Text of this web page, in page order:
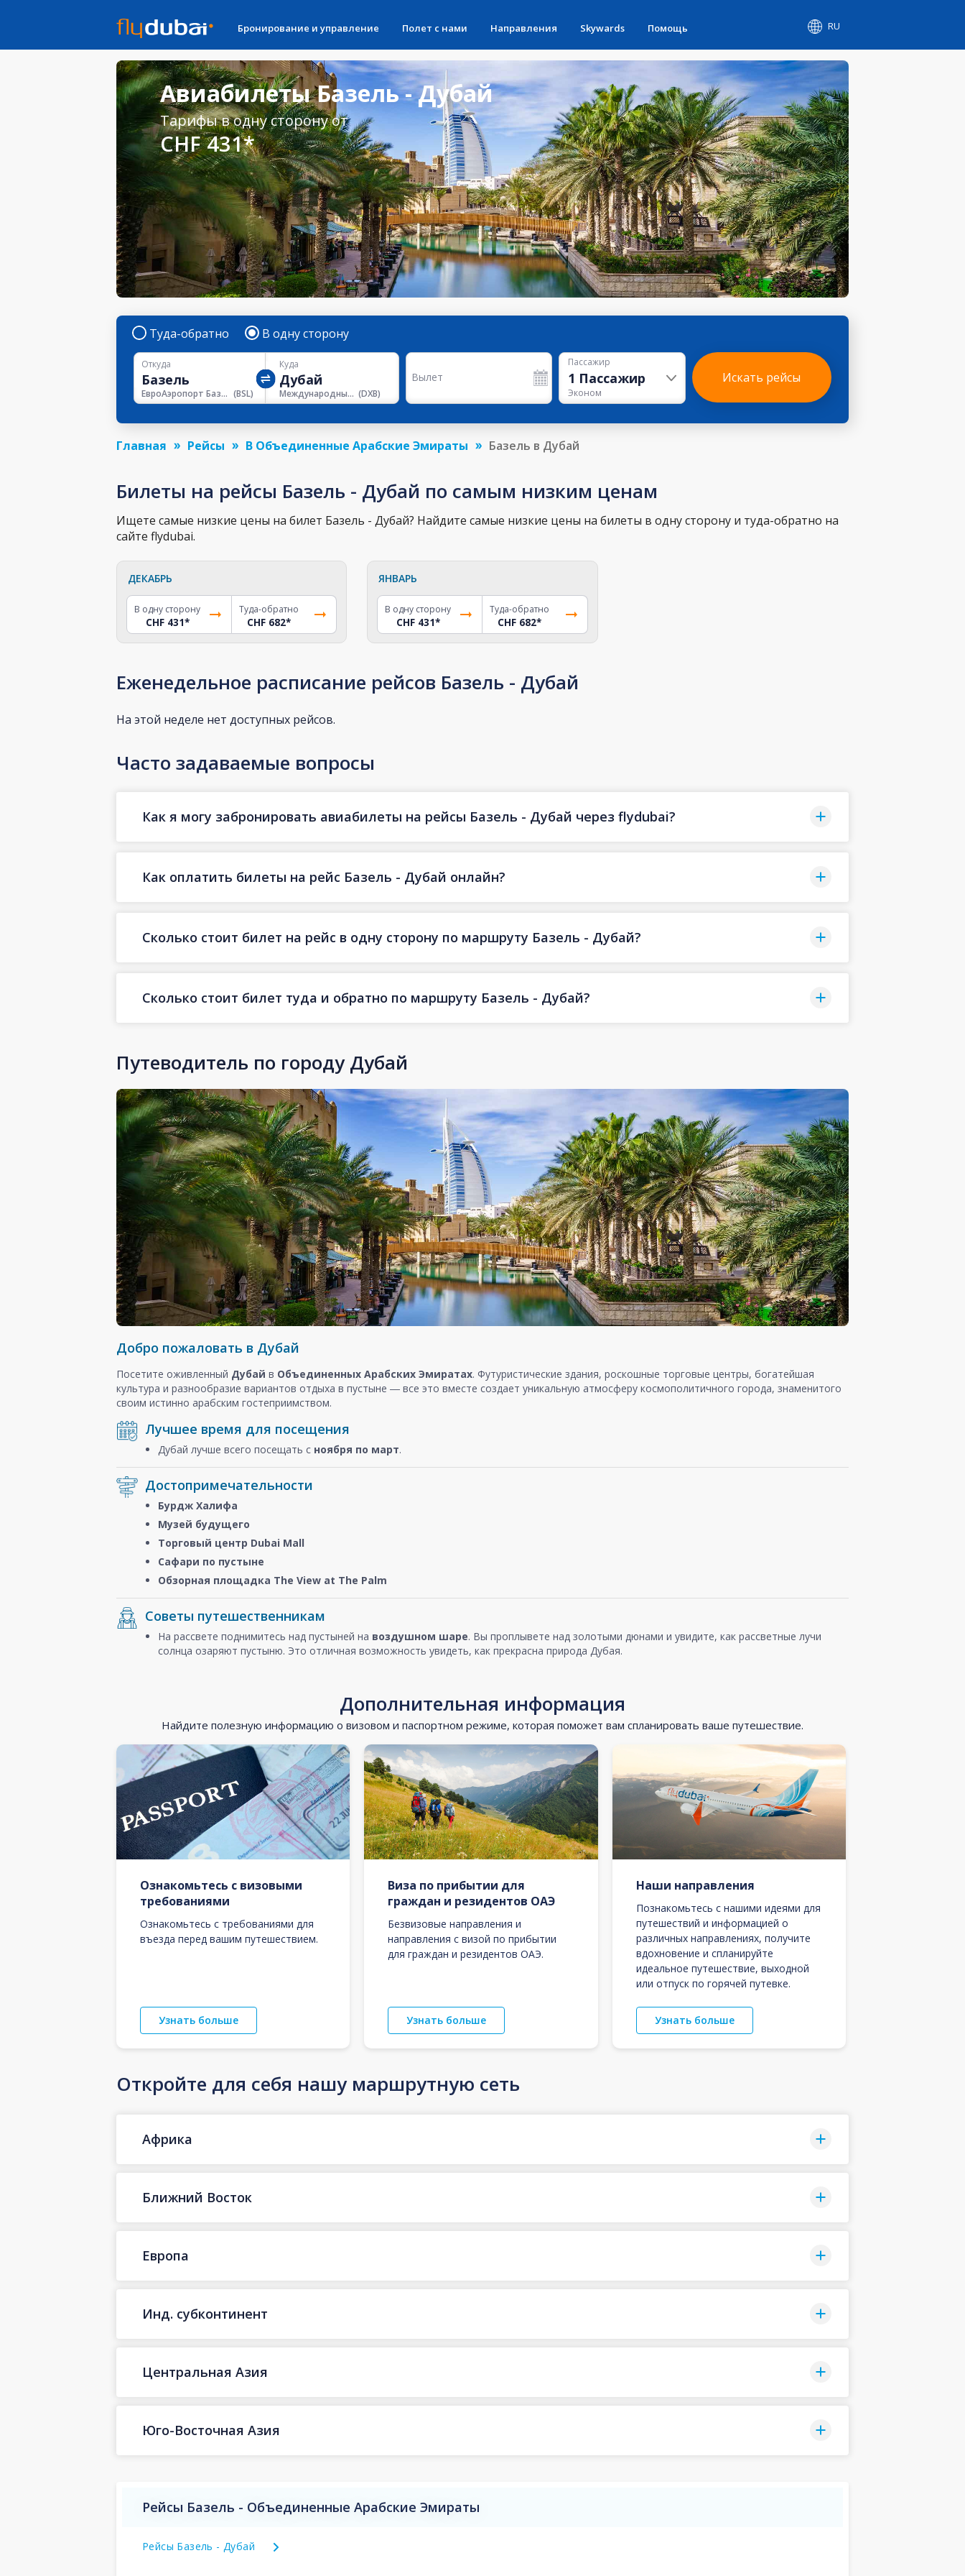
Бронирование и управление Полет с нами Направления Skywards Помощь RU
Авиабилеты Базель - Дубай
Тарифы в одну сторону от
CHF 431*
Туда-обратно В одну сторону
Откуда
ЕвроАэропорт Базель-Мюлуз-Фрайбург (BSL)
Куда
Международный Аэропорт Дубая (DXB)
Вылет
Пассажир
1 Пассажир
Эконом
Искать рейсы
Главная Рейсы В Объединенные Арабские Эмираты Базель в Дубай
Билеты на рейсы Базель - Дубай по самым низким ценам
Ищете самые низкие цены на билет Базель - Дубай? Найдите самые низкие цены на билеты в одну сторону и туда-обратно на
сайте flydubai.
ДЕКАБРЬ
В одну сторону
CHF 431*
Туда-обратно
CHF 682*
ЯНВАРЬ
В одну сторону
CHF 431*
Туда-обратно
CHF 682*
Еженедельное расписание рейсов Базель - Дубай
На этой неделе нет доступных рейсов.
Часто задаваемые вопросы
Как я могу забронировать авиабилеты на рейсы Базель - Дубай через flydubai?
Как оплатить билеты на рейс Базель - Дубай онлайн?
Сколько стоит билет на рейс в одну сторону по маршруту Базель - Дубай?
Сколько стоит билет туда и обратно по маршруту Базель - Дубай?
Путеводитель по городу Дубай
Добро пожаловать в Дубай
Посетите оживленный Дубай в Объединенных Арабских Эмиратах. Футуристические здания, роскошные торговые центры, богатейшая
культура и разнообразие вариантов отдыха в пустыне ― все это вместе создает уникальную атмосферу космополитичного города, знаменитого
своим истинно арабским гостеприимством.
Лучшее время для посещения
Дубай лучше всего посещать с ноября по март.
Достопримечательности
Бурдж Халифа
Музей будущего
Торговый центр Dubai Mall
Сафари по пустыне
Обзорная площадка The View at The Palm
Советы путешественникам
На рассвете поднимитесь над пустыней на воздушном шаре. Вы проплывете над золотыми дюнами и увидите, как рассветные лучи
солнца озаряют пустыню. Это отличная возможность увидеть, как прекрасна природа Дубая.
Дополнительная информация
Найдите полезную информацию о визовом и паспортном режиме, которая поможет вам спланировать ваше путешествие.
Ознакомьтесь с визовыми
требованиями
Ознакомьтесь с требованиями для
въезда перед вашим путешествием.
Узнать больше
Виза по прибытии для
граждан и резидентов ОАЭ
Безвизовые направления и
направления с визой по прибытии
для граждан и резидентов ОАЭ.
Узнать больше
Наши направления
Познакомьтесь с нашими идеями для
путешествий и информацией о
различных направлениях, получите
вдохновение и спланируйте
идеальное путешествие, выходной
или отпуск по горячей путевке.
Узнать больше
Откройте для себя нашу маршрутную сеть
Африка
Ближний Восток
Европа
Инд. субконтинент
Центральная Азия
Юго-Восточная Азия
Рейсы Базель - Объединенные Арабские Эмираты
Рейсы Базель - Дубай